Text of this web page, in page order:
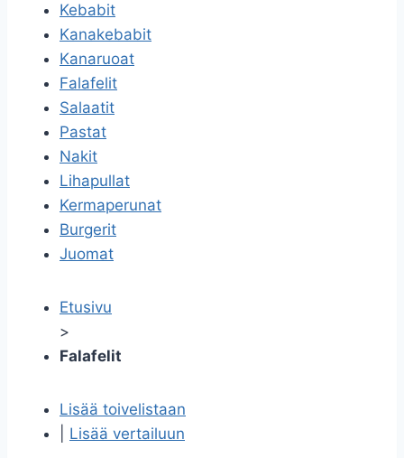
Kebabit
Kanakebabit
Kanaruoat
Falafelit
Salaatit
Pastat
Nakit
Lihapullat
Kermaperunat
Burgerit
Juomat
Etusivu
>
Falafelit
Lisää toivelistaan
Lisää vertailuun